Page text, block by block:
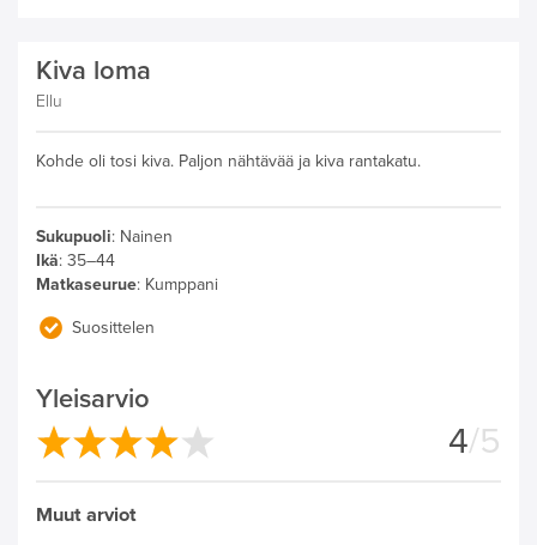
Kiva loma
Ellu
Kohde oli tosi kiva. Paljon nähtävää ja kiva rantakatu.
Sukupuoli: Nainen
Ikä: 35–44
Matkaseurue: Kumppani
Suosittelen
Yleisarvio
4/5
Muut arviot